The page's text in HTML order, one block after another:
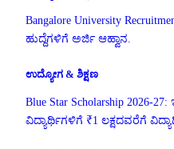
Bangalore University
ಹುದ್ದೆಗಳಿಗೆ ಅರ್ಜಿ ಆಹ್ವಾನ.
ಉದ್ಯೋಗ & ಶಿಕ್ಷಣ
Blue Star Scholarship
ವಿದ್ಯಾರ್ಥಿಗಳಿಗೆ ₹1 ಲಕ್ಷದವರೆಗೆ